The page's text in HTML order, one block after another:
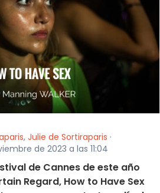
, Julie de Sortiraparis ·
de 2023 a las 11:04
de Cannes de este año
Regard, How to Have Sex